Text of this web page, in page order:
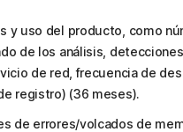
y uso del producto, como
de los análisis,
de red, frecuencia de
registro) (36 meses).
de errores/volcados de